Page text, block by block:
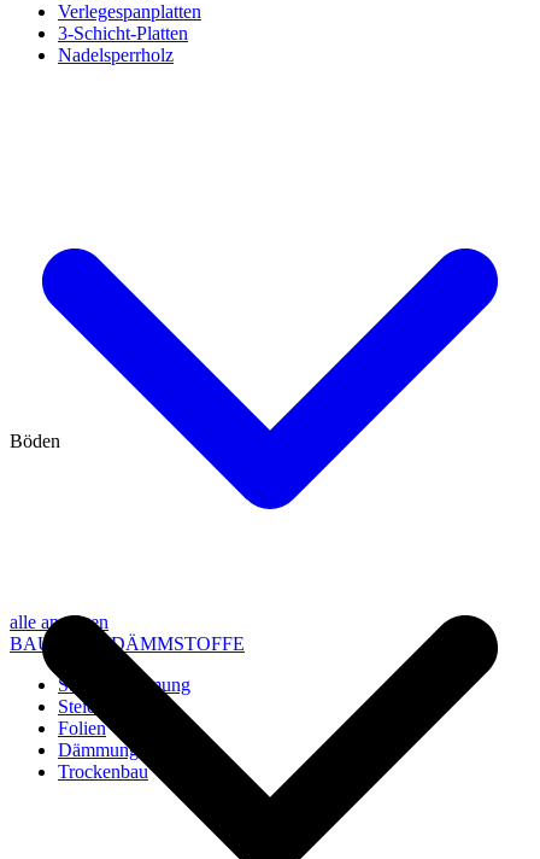
Verlegespanplatten
3-Schicht-Platten
Nadelsperrholz
alle anzeigen
BAU- UND DÄMMSTOFFE
Steico Dämmung
Steico Zubehör
Folien
Dämmung
Trockenbau
Böden